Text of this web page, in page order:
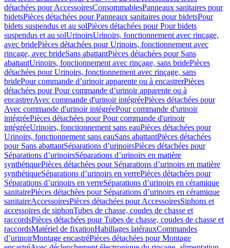
détachées pour AccessoiresConsommablesPanneaux sanitaires pour
bidetsPièces détachées pour Panneaux sanitaires pour bidetsPour
bidets suspendus et au solPièces détachées pour Pour bidets
suspendus et au solUrinoirsUrinoirs, fonctionnement avec rinçage,
avec bridePièces détachées pour Urinoirs, fonctionnement avec
rinçage, avec brideSans abattantPièces détachées pour Sans
abattantUrinoirs, fonctionnement avec rinçage, sans bridePièces
détachées pour Urinoirs, fonctionnement avec rinçage, sans
bridePour commande d’urinoir apparente ou à encastrerPièces
détachées pour Pour commande d’urinoir apparente ou à
encastrerAvec commande d'urinoir intégréePièces détachées pour
Avec commande d'urinoir intégréePour commande d'urinoir
intégréePièces détachées pour Pour commande d'urinoir
intégréeUrinoirs, fonctionnement sans eauPièces détachées pour
Urinoirs, fonctionnement sans eauSans abattantPièces détachées
pour Sans abattantSéparations d’urinoirsPièces détachées pour
Séparations d’urinoirsSéparations d’urinoirs en matière
synthétiquePièces détachées pour Séparations d’urinoirs en matière
synthétiqueSéparations d’urinoirs en verrePièces détachées pour
Séparations d’urinoirs en verreSéparations d’urinoirs en céramique
sanitairePièces détachées pour Séparations d’urinoirs en céramique
sanitaireAccessoiresPièces détachées pour AccessoiresSiphons et
accessoires de siphonTubes de chasse, coudes de chasse et
raccordsPièces détachées pour Tubes de chasse, coudes de chasse et
raccordsMatériel de fixationHabillages latérauxCommandes
dʼurinoirMontage encastréPièces détachées pour Montage